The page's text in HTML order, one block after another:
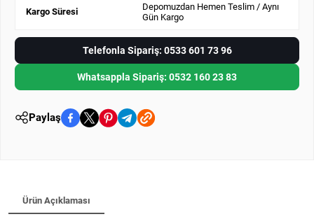
Kargo Süresi
Depomuzdan Hemen Teslim / Aynı
Gün Kargo
Telefonla Sipariş: 0533 601 73 96
Whatsappla Sipariş: 0532 160 23 83
Paylaş
Ürün Açıklaması